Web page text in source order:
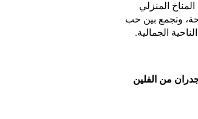
المنزلي
وتجمع بين حب
الجمالية.
من الفلين